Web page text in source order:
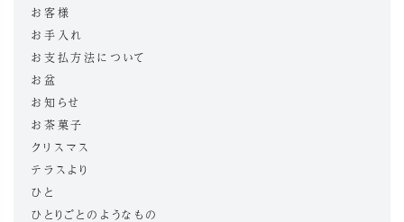
お客様
お手入れ
お支払方法について
お盆
お知らせ
お茶菓子
クリスマス
テラスより
ひと
ひとりごとのようなもの